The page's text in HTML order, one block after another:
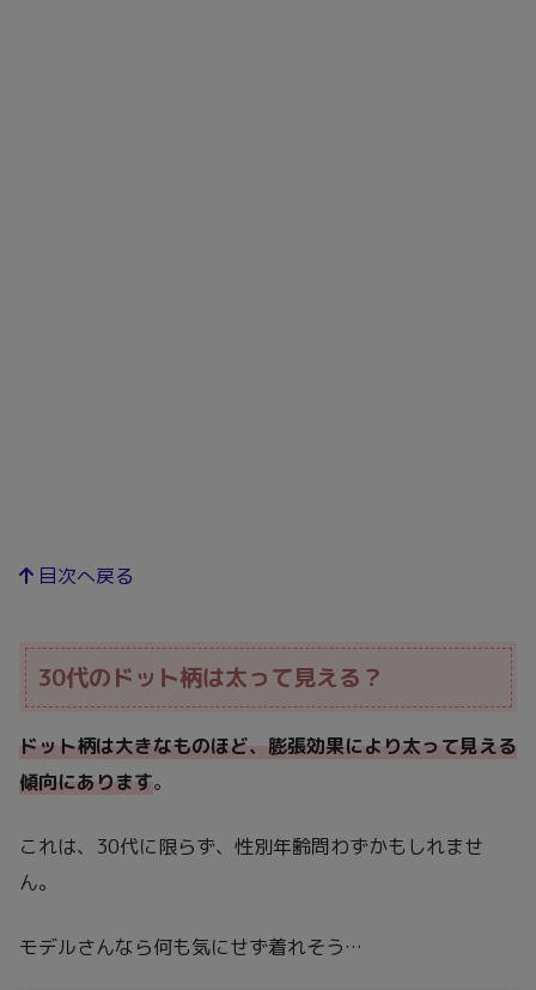
目次へ戻る
30代のドット柄は太って見える？
ドット柄は大きなものほど、膨張効果により太って見える
傾向にあります。
これは、30代に限らず、性別年齢問わずかもしれませ
ん。
モデルさんなら何も気にせず着れそう…